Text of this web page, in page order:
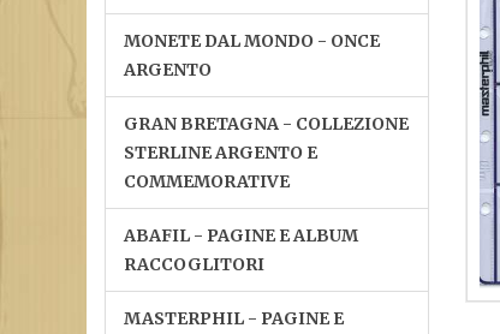
MONETE DAL MONDO - ONCE
ARGENTO
GRAN BRETAGNA - COLLEZIONE
STERLINE ARGENTO E
COMMEMORATIVE
ABAFIL - PAGINE E ALBUM
RACCOGLITORI
MASTERPHIL - PAGINE E